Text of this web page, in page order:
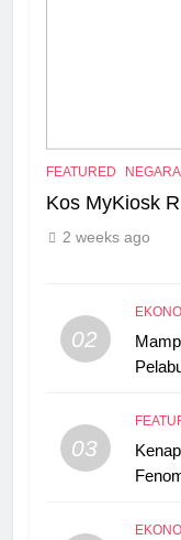
FEATURED NEGARA
Kos MyKiosk
2 weeks ago
02
03